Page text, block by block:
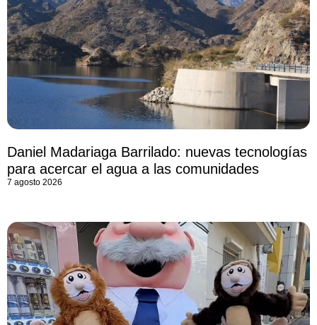
Daniel Madariaga Barrilado: nuevas tecnologías
para acercar el agua a las comunidades
7 agosto 2026